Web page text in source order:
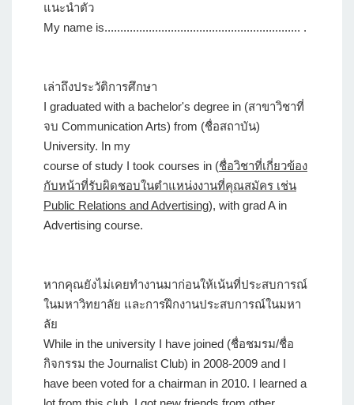
แนะนำตัว
My name is.............................................................. .
เล่าถึงประวัติการศึกษา
I graduated with a bachelor's degree in (สาขาวิชาที่
จบ Communication Arts) from (ชื่อสถาบัน)
University. In my
course of study I took courses in (ชื่อวิชาที่เกี่ยวข้อง
กับหน้าที่รับผิดชอบในตำแหน่งงานที่คุณสมัคร เช่น
Public Relations and Advertising), with grad A in
Advertising course.
หากคุณยังไม่เคยทำงานมาก่อนให้เน้นที่ประสบการณ์
ในมหาวิทยาลัย และการฝึกงานประสบการณ์ในมหา
ลัย
While in the university I have joined (ชื่อชมรม/ชื่อ
กิจกรรม the Journalist Club) in 2008-2009 and I
have been voted for a chairman in 2010. I learned a